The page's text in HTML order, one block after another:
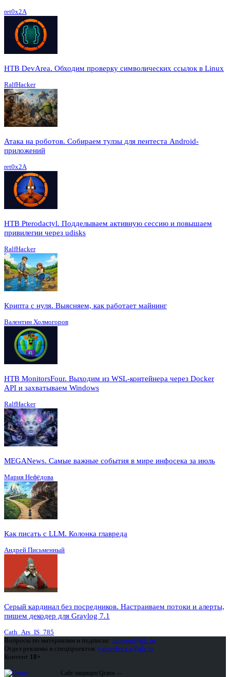
ret0x2A
HTB DevArea. Обходим проверку символических ссылок в Linux
RalfHacker
Атака на роботов. Собираем тулзы для пентеста Android-
приложений
ret0x2A
HTB Pterodactyl. Подделываем активную сессию и повышаем
привилегии через udisks
RalfHacker
Крипта с нуля. Выясняем, как работает майнинг
Валентин Холмогоров
HTB MonitorsFour. Выходим из WSL-контейнера через Docker
API и захватываем Windows
RalfHacker
MEGANews. Cамые важные события в мире инфосека за июль
Мария Нефёдова
Как писать с LLM. Колонка главреда
Андрей Письменный
Серый кардинал без посредников. Настраиваем потоки и алерты,
пишем декодер для Graylog 7.1
Cath_Ars_IS_785
Вопросы по материалам и подписке: support@glc.ru
Отдел рекламы и спецпроектов: yakovleva.a@glc.ru
Контент 18+
Сайт защищен Qrator —